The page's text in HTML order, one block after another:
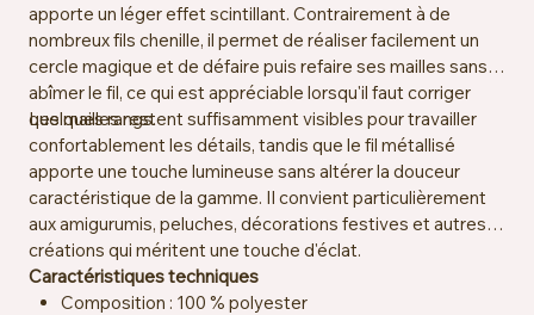
apporte un léger effet scintillant. Contrairement à de
nombreux fils chenille, il permet de réaliser facilement un
cercle magique et de défaire puis refaire ses mailles sans
abîmer le fil, ce qui est appréciable lorsqu'il faut corriger
quelques rangs.
Les mailles restent suffisamment visibles pour travailler
confortablement les détails, tandis que le fil métallisé
apporte une touche lumineuse sans altérer la douceur
caractéristique de la gamme. Il convient particulièrement
aux amigurumis, peluches, décorations festives et autres
créations qui méritent une touche d'éclat.
Caractéristiques techniques
Composition : 100 % polyester